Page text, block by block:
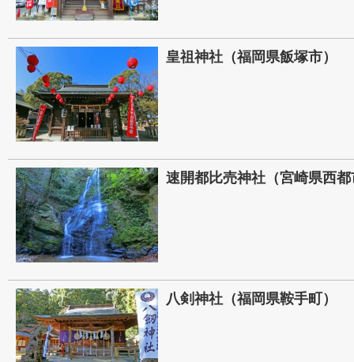
皇祖神社（福岡県飯塚市）
速開都比売神社（宮崎県西
八剣神社（福岡県鞍手町）